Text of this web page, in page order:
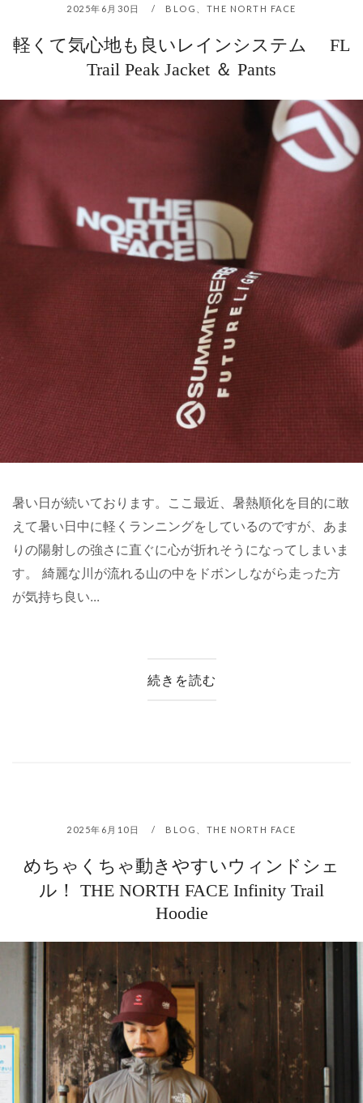
2025年6月30日 BLOG THE NORTH FACE
軽くて気心地も良いレインシステム FL
Trail Peak Jacket ＆ Pants
暑い日が続いております。ここ最近、暑熱順化を目的に敢
えて暑い日中に軽くランニングをしているのですが、あま
りの陽射しの強さに直ぐに心が折れそうになってしまいま
す。 綺麗な川が流れる山の中をドボンしながら走った方
が気持ち良い...
続きを読む
2025年6月10日 BLOG THE NORTH FACE
めちゃくちゃ動きやすいウィンドシェ
ル！ THE NORTH FACE Infinity Trail
Hoodie